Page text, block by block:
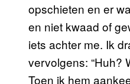
opschieten en er
en niet kwaad of
iets achter me. Ik
vervolgens: “Huh?
Toen ik hem